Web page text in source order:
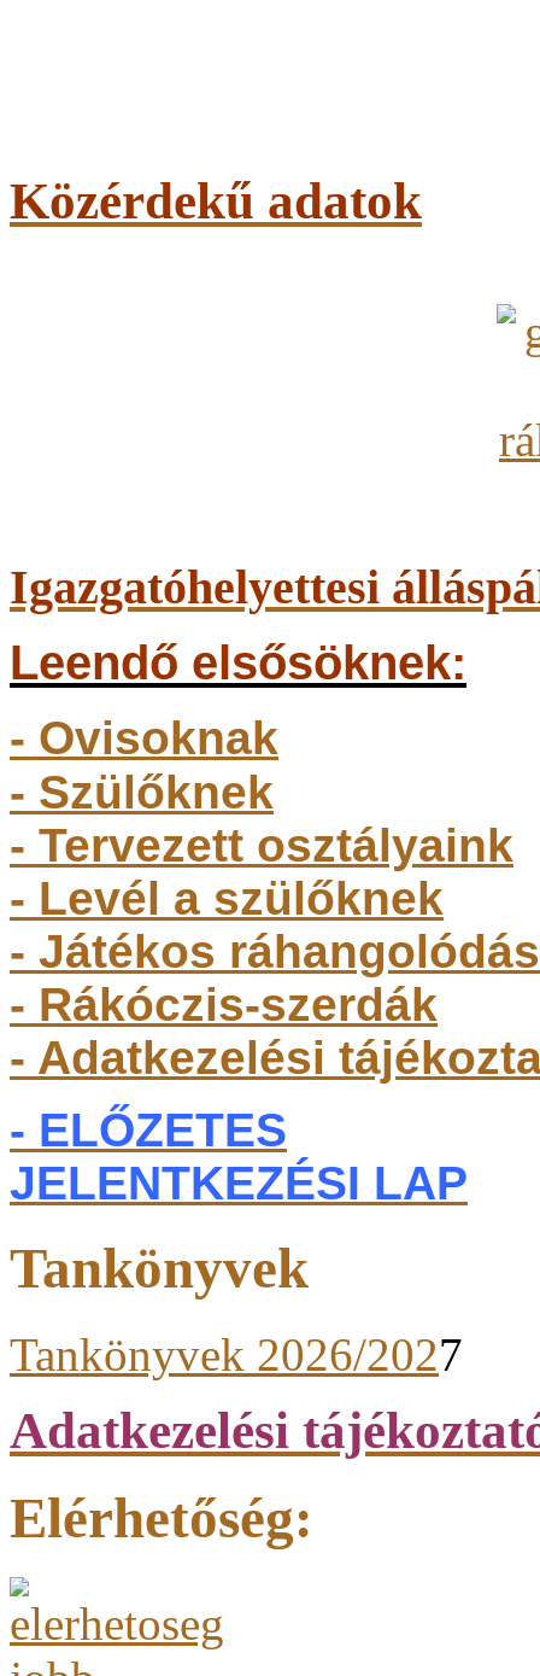
Közérdekű adatok
Igazgatóhelyettesi
Leendő elsősöknek:
- Ovisoknak
- Szülőknek
- Tervezett osztályaink
- Levél a szülőknek
- Játékos ráhangolódás
- Rákóczis-szerdák
- Adatkezelési
- ELŐZETES
JELENTKEZÉSI LAP
Tankönyvek
Tankönyvek 2026/2027
Adatkezelési
Elérhetőség: